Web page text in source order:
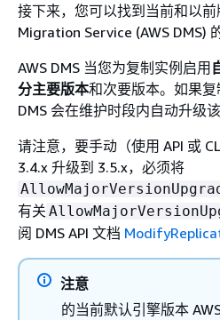
接下来，您可以找到当前和以
Migration Service (AWS DMS)
AWS DMS 当您为复制实例启用
分主要版本和次要版本。如果复
DMS 会在维护时段内自动升级该
请注意，要手动（使用 API 或
3.4.x 升级到 3.5.x，必须将
有关
阅 DMS API 文档
注意
的当前默认引擎版本